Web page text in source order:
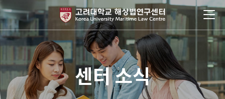
센터 소식